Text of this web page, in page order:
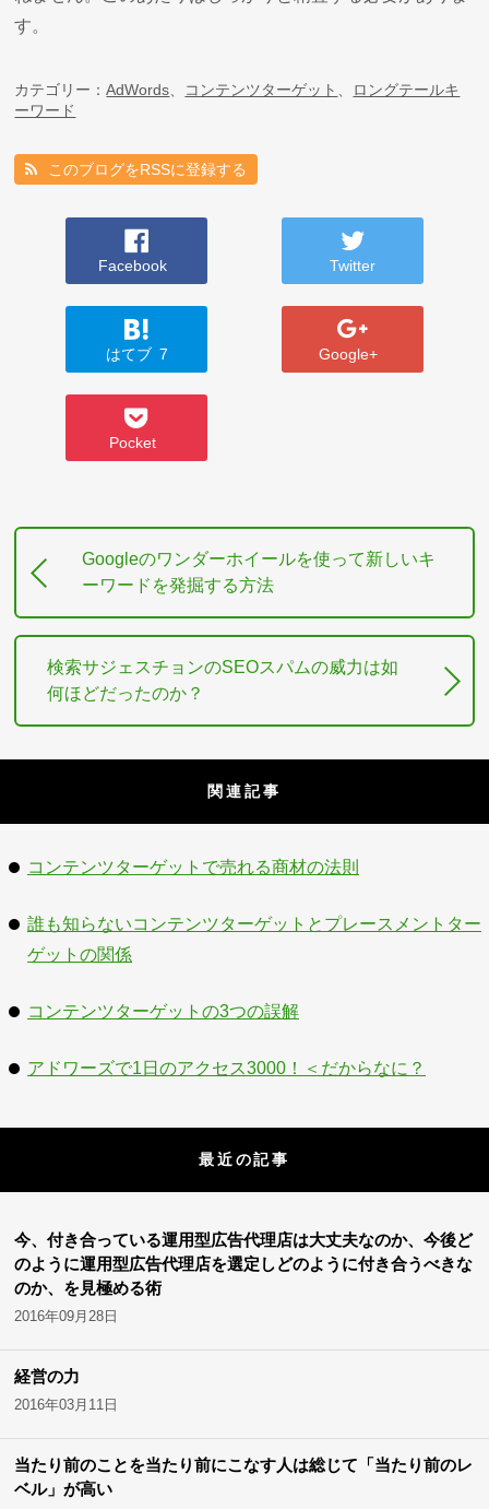
す。
カテゴリー：AdWords コンテンツターゲット
ロングテールキ
ーワード
このブログをRSSに登録する
Facebook Twitter
はてブ 7 Google+
Pocket
Googleのワンダーホイールを使って新しいキ
ーワードを発掘する方法
検索サジェスチョンのSEOスパムの威力は如
何ほどだったのか？
関連記事
コンテンツターゲットで売れる商材の法則
誰も知らないコンテンツターゲットとプレースメントター
ゲットの関係
コンテンツターゲットの3つの誤解
アドワーズで1日のアクセス3000！＜だからなに？
最近の記事
今、付き合っている運用型広告代理店は大丈夫なのか、今後ど
のように運用型広告代理店を選定しどのように付き合うべきな
のか、を見極める術
2016年09月28日
経営の力
2016年03月11日
当たり前のことを当たり前にこなす人は総じて「当たり前のレ
ベル」が高い